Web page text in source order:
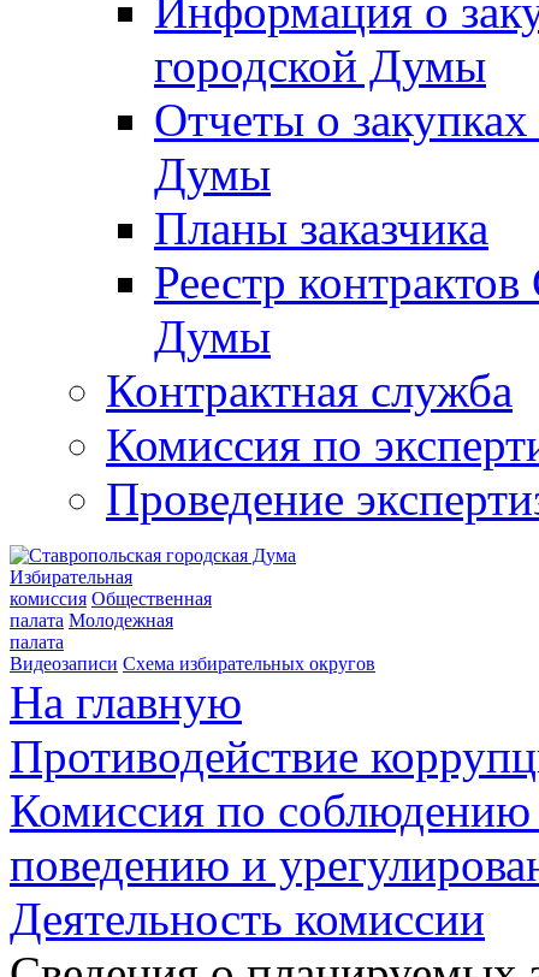
Информация о
городской Думы
Отчеты о
Думы
Планы заказчика
Реестр
Думы
Контрактная служба
Комиссия по
Проведение
Избирательная
комиссия Общественная
палата Молодежная
палата
Видеозаписи Схема избирательных округов
На главную
Противодействие
Комиссия по
поведению и
Деятельность комиссии